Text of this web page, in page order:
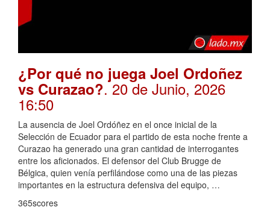
¿Por qué no juega Joel Ordoñez
vs Curazao?. 20 de Junio, 2026
16:50
La ausencia de Joel Ordóñez en el once inicial de la
Selección de Ecuador para el partido de esta noche frente a
Curazao ha generado una gran cantidad de interrogantes
entre los aficionados. El defensor del Club Brugge de
Bélgica, quien venía perfilándose como una de las piezas
importantes en la estructura defensiva del equipo, …
365scores